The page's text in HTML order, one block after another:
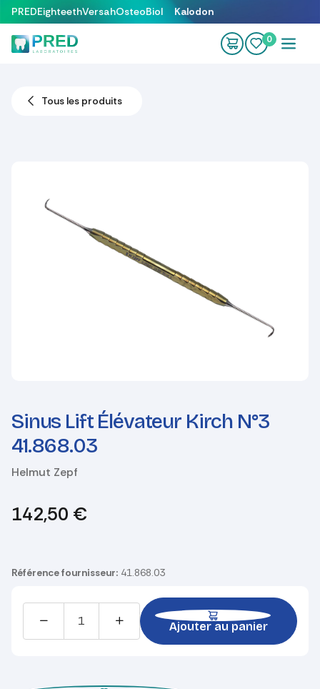
Se rendre au contenu
PREDEighteethVersahOsteoBiol Kalodon
0
Tous les produits
Sinus Lift Élévateur Kirch N°3
41.868.03
Helmut Zepf
142,50 €
Référence fournisseur: 41.868.03
Ajouter au panier